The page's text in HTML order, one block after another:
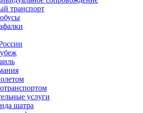
транспорт
услуги
шатра